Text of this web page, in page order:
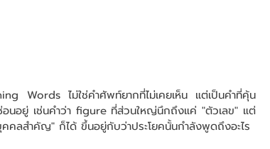
Words ไม่ใช่คำศัพท์ยากที่ไม่เคยเห็น แต่เป็นคำที่คุ้น
อนอยู่ เช่นคำว่า figure ที่ส่วนใหญ่นึกถึงแค่ "ตัวเลข" แต่
คลสำคัญ" ก็ได้ ขึ้นอยู่กับว่าประโยคนั้นกำลังพูดถึงอะไร